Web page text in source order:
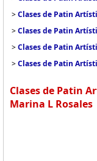
>Clases de Patin
>Clases de Patin
>Clases de Patin
>Clases de Patin
Clases de Patin
Marina L Rosales